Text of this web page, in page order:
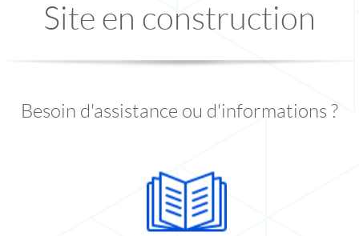
Site en construction
Besoin d'assistance ou d'informations ?